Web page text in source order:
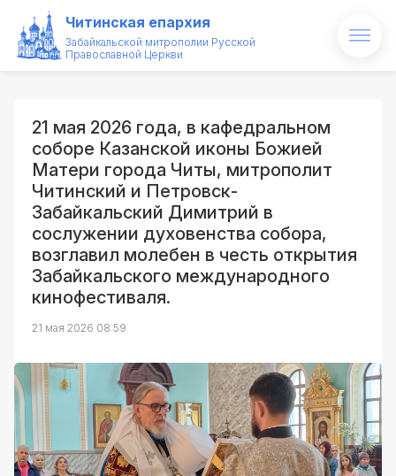
Читинская епархия
Забайкальской митрополии Русской
Православной Церкви
Архипастырь
Новости
Проекты
Образование
Святые и святыни
Контакты
21 мая 2026 года, в кафедральном
соборе Казанской иконы Божией
Матери города Читы, митрополит
Читинский и Петровск-
Забайкальский Димитрий в
сослужении духовенства собора,
возглавил молебен в честь открытия
Забайкальского международного
кинофестиваля.
21 мая 2026 08:59